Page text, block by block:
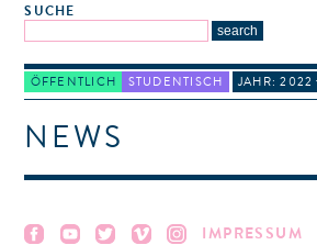
SUCHE
ÖFFENTLICH STUDENTISCH JAHR: 2022
NEWS
IMPRESSUM